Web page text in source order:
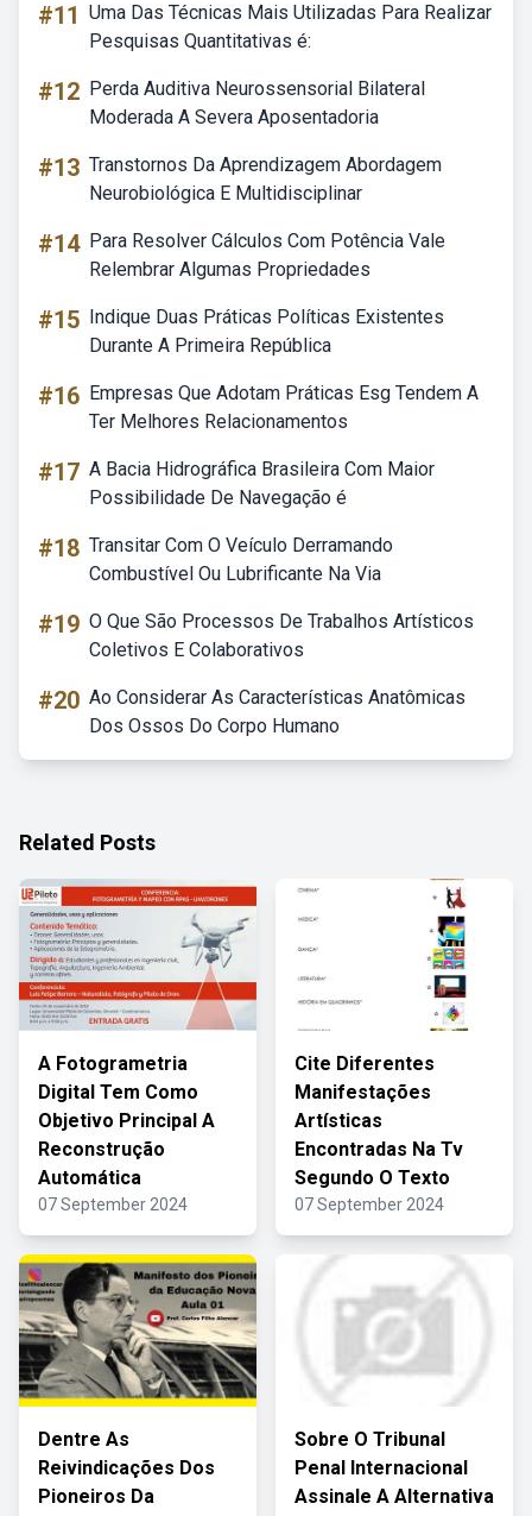
#11 Uma Das Técnicas Mais Utilizadas Para Realizar
Pesquisas Quantitativas é:
#12 Perda Auditiva Neurossensorial Bilateral
Moderada A Severa Aposentadoria
#13 Transtornos Da Aprendizagem Abordagem
Neurobiológica E Multidisciplinar
#14 Para Resolver Cálculos Com Potência Vale
Relembrar Algumas Propriedades
#15 Indique Duas Práticas Políticas Existentes
Durante A Primeira República
#16 Empresas Que Adotam Práticas Esg Tendem A
Ter Melhores Relacionamentos
#17 A Bacia Hidrográfica Brasileira Com Maior
Possibilidade De Navegação é
#18 Transitar Com O Veículo Derramando
Combustível Ou Lubrificante Na Via
#19 O Que São Processos De Trabalhos Artísticos
Coletivos E Colaborativos
#20 Ao Considerar As Características Anatômicas
Dos Ossos Do Corpo Humano
Related Posts
A Fotogrametria
Digital Tem Como
Objetivo Principal A
Reconstrução
Automática
07 September 2024
Cite Diferentes
Manifestações
Artísticas
Encontradas Na Tv
Segundo O Texto
07 September 2024
Dentre As
Reivindicações Dos
Pioneiros Da
Sobre O Tribunal
Penal Internacional
Assinale A Alternativa